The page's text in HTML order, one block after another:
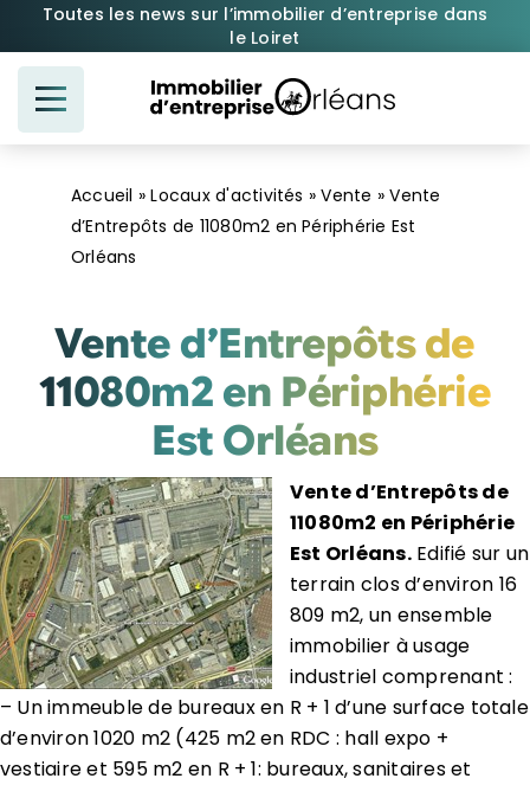
Passer
contenu
Toutes les news sur l’immobilier d’entreprise dans
le Loiret
Accueil »Locaux d'activités »Vente »Vente
d’Entrepôts de 11080m2 en Périphérie Est
Orléans
Vente d’Entrepôts de
11080m2 en Périphérie
Est Orléans
Vente d’Entrepôts de
11080m2 en Périphérie
Est Orléans.Edifié sur un
terrain clos d’environ 16
809 m2, un ensemble
immobilier à usage
industriel comprenant :
– Un immeuble de bureaux en R + 1 d’une surface totale
d’environ 1020 m2 (425 m2 en RDC : hall expo +
vestiaire et 595 m2 en R + 1: bureaux, sanitaires et